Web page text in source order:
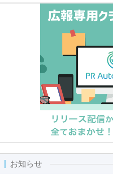
お知らせ